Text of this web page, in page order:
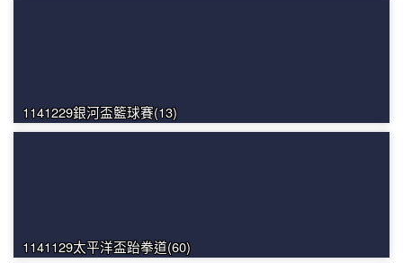
1141229銀河盃籃球賽(13)
1141129太平洋盃跆拳道(60)